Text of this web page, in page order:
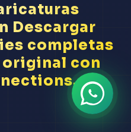
Descargar
completas
original con